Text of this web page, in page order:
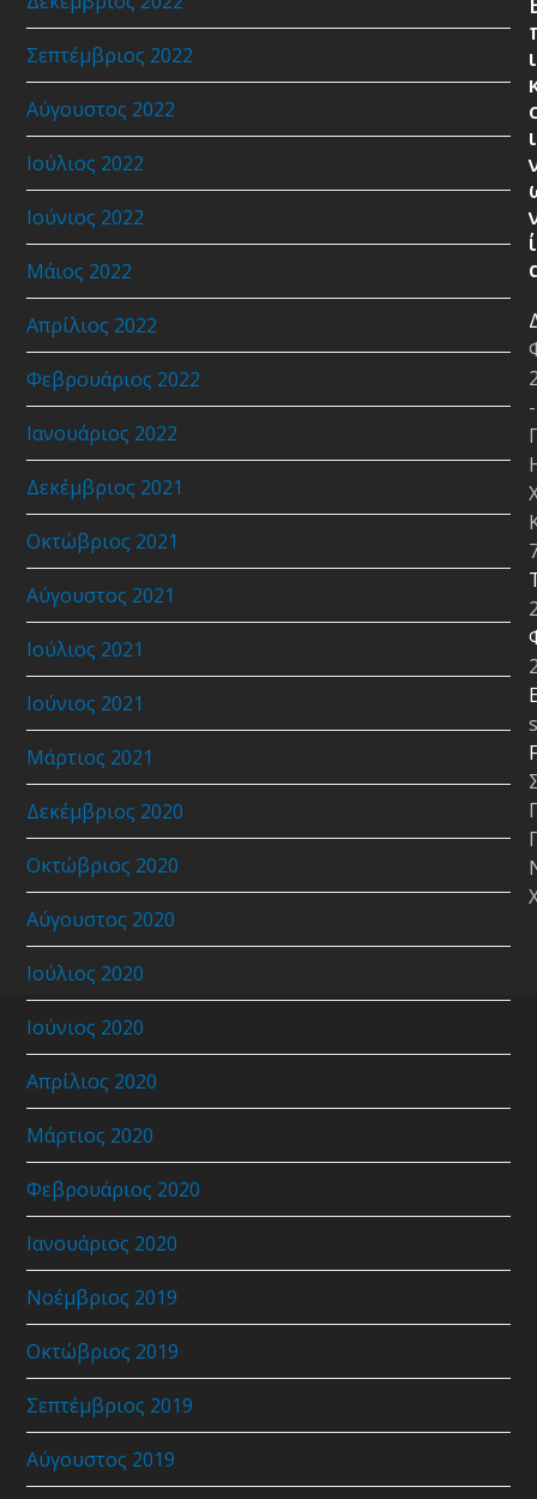
Σεπτέμβριος 2022
Αύγουστος 2022
Ιούλιος 2022
Ιούνιος 2022
Μάιος 2022
Απρίλιος 2022
Φεβρουάριος 2022
Ιανουάριος 2022
Δεκέμβριος 2021
Οκτώβριος 2021
Αύγουστος 2021
Ιούλιος 2021
Ιούνιος 2021
Μάρτιος 2021
Δεκέμβριος 2020
Οκτώβριος 2020
Αύγουστος 2020
Ιούλιος 2020
Ιούνιος 2020
Απρίλιος 2020
Μάρτιος 2020
Φεβρουάριος 2020
Ιανουάριος 2020
Νοέμβριος 2019
Οκτώβριος 2019
Σεπτέμβριος 2019
Αύγουστος 2019
ι
ι
ί
-